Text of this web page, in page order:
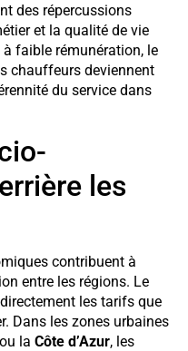
des répercussions
et la qualité de vie
faible rémunération, le
chauffeurs deviennent
du service dans
les
contribuent à
entre les régions. Le
les tarifs que
Dans les zones urbaines
ou la Côte d’Azur, les